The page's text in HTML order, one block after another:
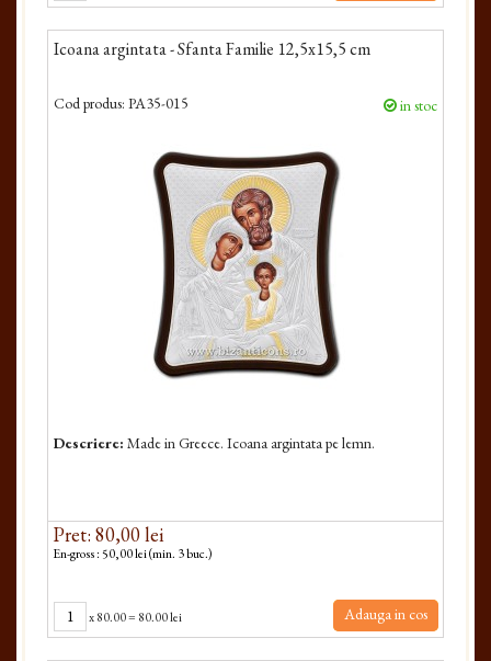
Icoana argintata - Sfanta Familie 12,5x15,5 cm
Cod produs: PA35-015 in stoc
Descriere: Made in Greece. Icoana argintata pe lemn.
Pret: 80,00 lei
En-gross : 50,00 lei (min. 3 buc.)
x80.00= 80.00 lei Adauga in cos